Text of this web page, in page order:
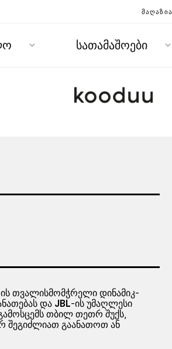
ᲛᲐᲦᲐᲖᲘᲐ
სათამაშოები
თვალისმომჭრელი დინამიკ-
და JBL-ის უმაღლესი
გამოსცემს თბილ თეთრ შუქს,
შეგიძლიათ გაანათოთ ან